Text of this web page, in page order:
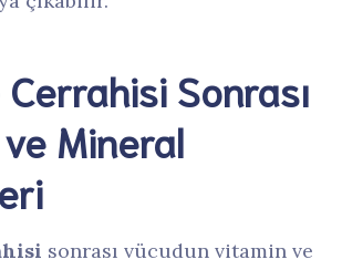
Sonrası
Mineral
sonrası vücudun vitamin ve